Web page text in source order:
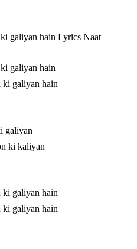
galiyan hain Lyrics Naat
galiyan hain
galiyan hain
galiyan
ki kaliyan
galiyan hain
galiyan hain